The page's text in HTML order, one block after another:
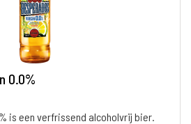
0.0%
is een verfrissend alcoholvrij bier.